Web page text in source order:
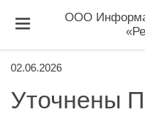
ООО
02.06.2026
Уточнены